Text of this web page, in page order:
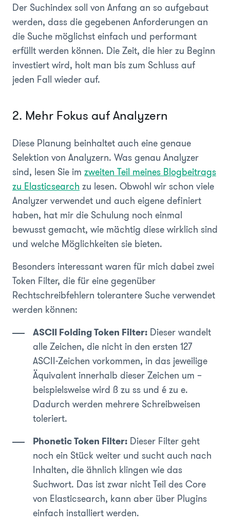
Der Suchindex soll von Anfang an so aufgebaut
werden, dass die gegebenen Anforderungen an
die Suche möglichst einfach und performant
erfüllt werden können. Die Zeit, die hier zu Beginn
investiert wird, holt man bis zum Schluss auf
jeden Fall wieder auf.
2. Mehr Fokus auf Analyzern
Diese Planung beinhaltet auch eine genaue
Selektion von Analyzern. Was genau Analyzer
sind, lesen Sie im zweiten Teil meines Blogbeitrags
zu Elasticsearch zu lesen. Obwohl wir schon viele
Analyzer verwendet und auch eigene definiert
haben, hat mir die Schulung noch einmal
bewusst gemacht, wie mächtig diese wirklich sind
und welche Möglichkeiten sie bieten.
Besonders interessant waren für mich dabei zwei
Token Filter, die für eine gegenüber
Rechtschreibfehlern tolerantere Suche verwendet
werden können:
ASCII Folding Token Filter: Dieser wandelt
alle Zeichen, die nicht in den ersten 127
ASCII-Zeichen vorkommen, in das jeweilige
Äquivalent innerhalb dieser Zeichen um –
beispielsweise wird ß zu ss und é zu e.
Dadurch werden mehrere Schreibweisen
toleriert.
Phonetic Token Filter: Dieser Filter geht
noch ein Stück weiter und sucht auch nach
Inhalten, die ähnlich klingen wie das
Suchwort. Das ist zwar nicht Teil des Core
von Elasticsearch, kann aber über Plugins
einfach installiert werden.